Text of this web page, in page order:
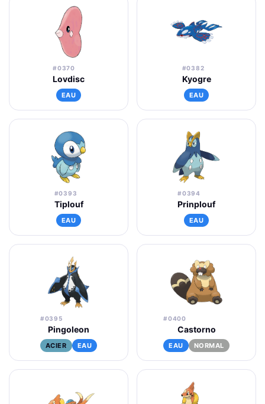
#0370
Lovdisc
EAU
#0382
Kyogre
EAU
#0393
Tiplouf
EAU
#0394
Prinplouf
EAU
#0395
Pingoleon
ACIER EAU
#0400
Castorno
EAU NORMAL